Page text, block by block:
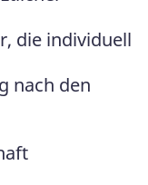
die individuell
nach den